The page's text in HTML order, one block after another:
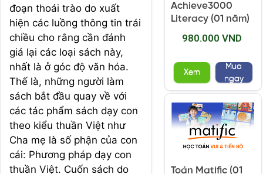
đoạn thoái trào do xuất
hiện các luồng thông tin trái
chiều cho rằng cần đánh
giá lại các loại sách này,
nhất là ở góc độ văn hóa.
Thế là, những người làm
sách bắt đầu quay về với
các tác phẩm sách dạy con
theo kiểu thuần Việt như
Cha mẹ là số phận của con
cái: Phương pháp dạy con
thuần Việt. Cuốn sách do
Achieve3000
Literacy (01 năm)
980.000 VND
Xem
Mua
ngay
Toán Matific (01